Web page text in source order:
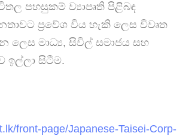
පහසුකම් ව්‍යාපෘති පිළිබඳ
ප්‍රවේශ විය හැකි ලෙස විවෘත
ලෙස මාධ්‍ය, සිවිල් සමාජය සහ
ඉල්ලා සිටීම.
front-page/Japanese-Taisei-Corp-